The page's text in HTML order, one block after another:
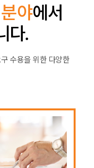
야에서
다.
수용을 위한 다양한